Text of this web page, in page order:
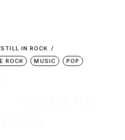
STILL IN ROCK
ROCK MUSIC POP